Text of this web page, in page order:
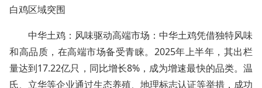
白鸡区域突围
中华土鸡：风味驱动高端市场：中华土鸡凭借独特风味
和高品质，在高端市场备受青睐。2025年上半年，其出栏
量达到17.22亿只，同比增长8%，成为增速最快的品类。温
氏、立华等企业通过生态养殖、地理标志认证等举措，成功